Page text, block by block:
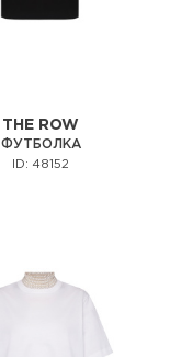
THE ROW
ФУТБОЛКА
ID: 48152